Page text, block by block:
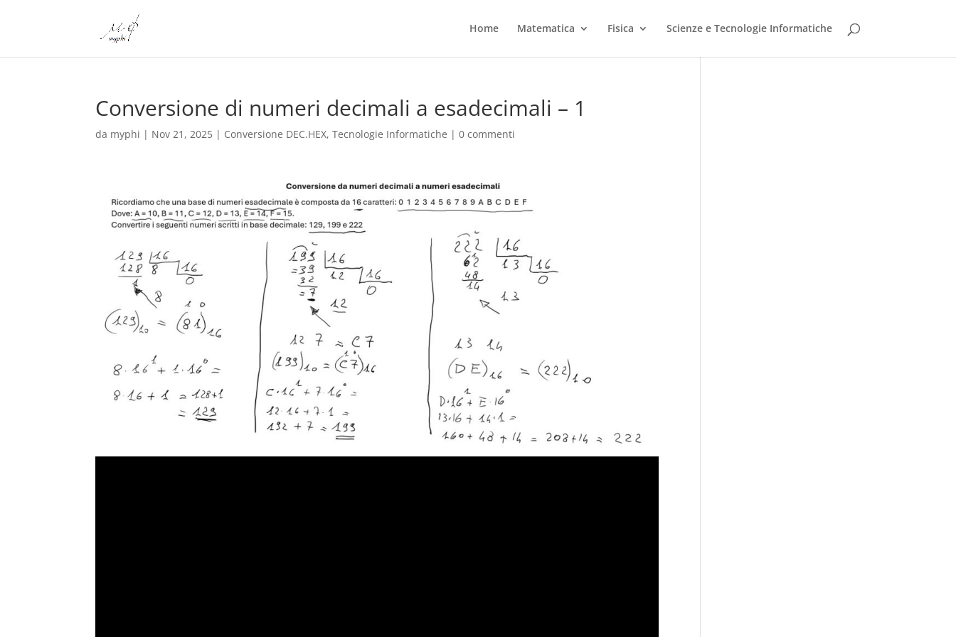
Home Matematica Fisica Scienze e Tecnologie Informatiche
Conversione di numeri decimali a esadecimali – 1
da myphi | Nov 21, 2025 | Conversione DEC.HEX,Tecnologie Informatiche |0 commenti